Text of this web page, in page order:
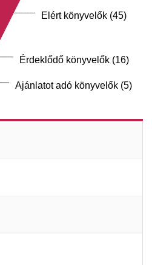
Elért könyvelők (45)
Érdeklődő könyvelők (16)
Ajánlatot adó könyvelők (5)